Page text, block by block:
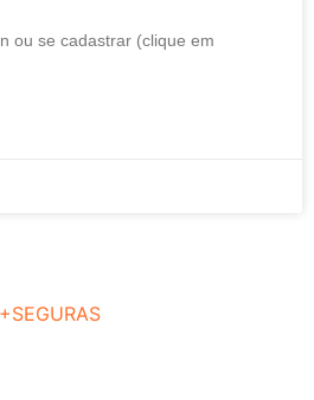
ou se cadastrar (clique em